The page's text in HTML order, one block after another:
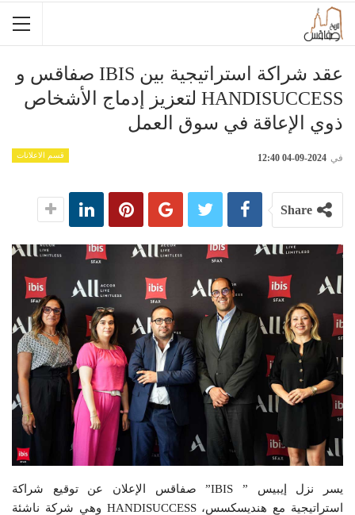
عقد شراكة استراتيجية بين IBIS صفاقس و
HANDISUCCESS لتعزيز إدماج الأشخاص
ذوي الإعاقة في سوق العمل
قسم الاعلانات في 2024-09-04 12:40
Share
يسر نزل إيبيس ” IBIS” صفاقس الإعلان عن توقيع شراكة
استراتيجية مع هنديسكسس، HANDISUCCESS وهي شركة ناشئة